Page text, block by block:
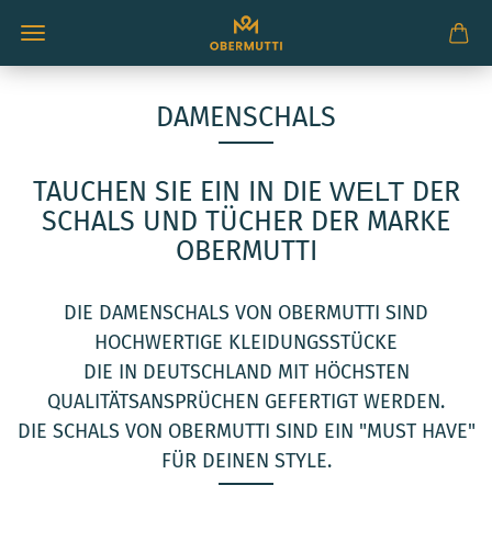
DAMENSCHALS
TAUCHEN SIE EIN IN DIE WELTDER
SCHALS UND TÜCHER DER MARKE
OBERMUTTI
DIE DAMENSCHALS VON OBERMUTTI SIND
HOCHWERTIGE KLEIDUNGSSTÜCKE
DIE IN DEUTSCHLAND MIT HÖCHSTEN
QUALITÄTSANSPRÜCHEN GEFERTIGT WERDEN.
DIE SCHALS VON OBERMUTTI SIND EIN "MUST HAVE"
FÜR DEINEN STYLE.